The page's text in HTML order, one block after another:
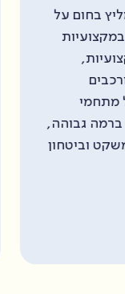
מלווה אותנו
לצרכים
רמת שירות
הכספים,
רבה ולשביעות